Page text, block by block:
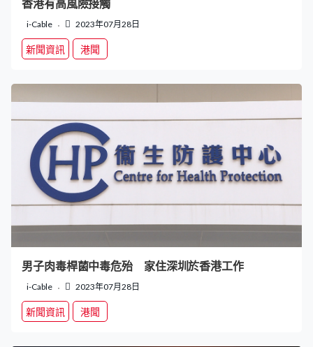
香港有高風險接觸
i-Cable 2023年07月28日
新聞資訊 港聞
男子肉毒桿菌中毒危殆 家住深圳於香港工作
i-Cable 2023年07月28日
新聞資訊 港聞